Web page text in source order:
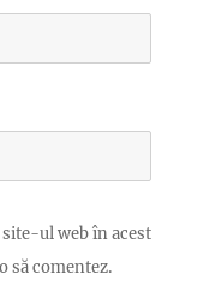
ul web în acest
să comentez.